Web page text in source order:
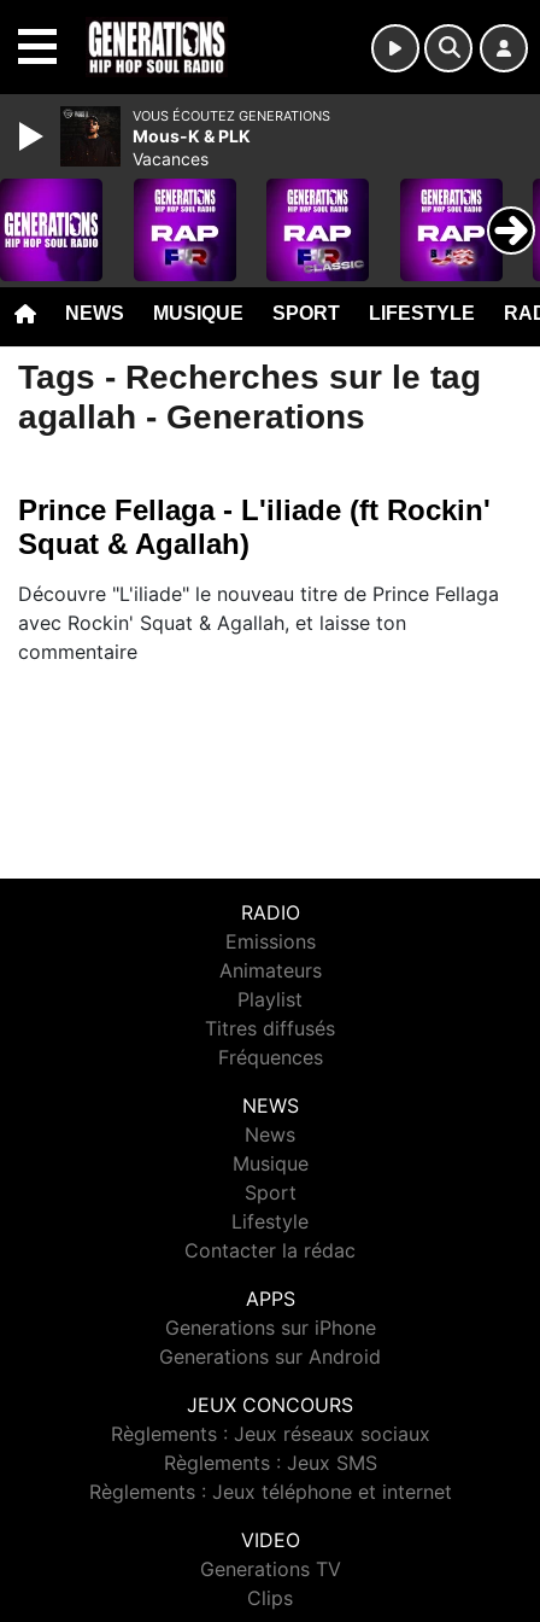
NEWS MUSIQUE SPORT LIFESTYLE
Tags - Recherches sur le tag
agallah - Generations
Prince Fellaga - L'iliade (ft Rockin'
Squat & Agallah)
Découvre "L'iliade" le nouveau titre de Prince Fellaga
avec Rockin' Squat & Agallah, et laisse ton
commentaire
RADIO
Emissions
Animateurs
Playlist
Titres diffusés
Fréquences
NEWS
News
Musique
Sport
Lifestyle
Contacter la rédac
APPS
Generations sur iPhone
Generations sur Android
JEUX CONCOURS
Règlements : Jeux réseaux sociaux
Règlements : Jeux SMS
Règlements : Jeux téléphone et internet
VIDEO
Generations TV
Clips
VOUS ÉCOUTEZ GENERATIONS
Mous-K & PLK
Vacances